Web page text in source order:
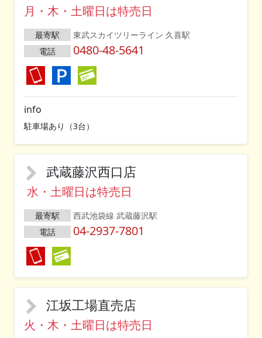
月・木・土曜日は特売日
最寄駅
東武スカイツリーライン 久喜駅
電話
0480-48-5641
info
駐車場あり（3台）
武蔵藤沢西口店
水・土曜日は特売日
最寄駅
西武池袋線 武蔵藤沢駅
電話
04-2937-7801
江坂工場直売店
火・木・土曜日は特売日